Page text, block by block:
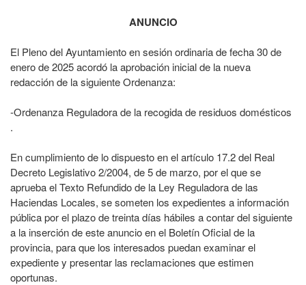
ANUNCIO
El Pleno del Ayuntamiento en sesión ordinaria de fecha 30 de
enero de 2025 acordó la aprobación inicial de la nueva
redacción de la siguiente Ordenanza:
-Ordenanza Reguladora de la recogida de residuos domésticos
.
En cumplimiento de lo dispuesto en el artículo 17.2 del Real
Decreto Legislativo 2/2004, de 5 de marzo, por el que se
aprueba el Texto Refundido de la Ley Reguladora de las
Haciendas Locales, se someten los expedientes a información
pública por el plazo de treinta días hábiles a contar del siguiente
a la inserción de este anuncio en el Boletín Oficial de la
provincia, para que los interesados puedan examinar el
expediente y presentar las reclamaciones que estimen
oportunas.